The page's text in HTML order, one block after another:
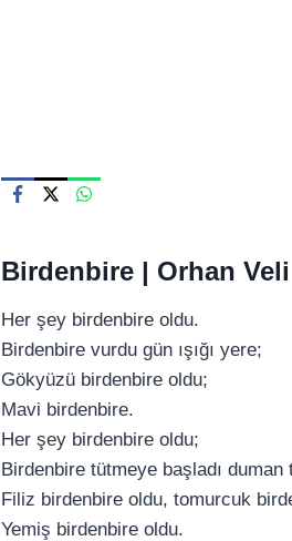
Birdenbire | Orhan
Her şey birdenbire oldu.
Birdenbire vurdu gün ışığı yere;
Gökyüzü birdenbire oldu;
Mavi birdenbire.
Her şey birdenbire oldu;
Birdenbire tütmeye başladı duman
Filiz birdenbire oldu, tomurcuk
Yemiş birdenbire oldu.